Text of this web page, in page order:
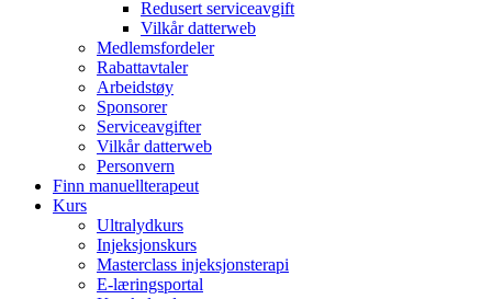
Redusert serviceavgift
Vilkår datterweb
Medlemsfordeler
Rabattavtaler
Arbeidstøy
Sponsorer
Serviceavgifter
Vilkår datterweb
Personvern
Finn manuellterapeut
Kurs
Ultralydkurs
Injeksjonskurs
Masterclass injeksjonsterapi
E-læringsportal